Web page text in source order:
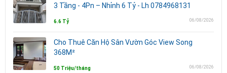
3 Tầng - 4Pn – Nhỉnh 6 Tỷ - Lh 0784968131
6.6 Tỷ 06/08/2026
Cho Thuê Căn Hộ Sân Vườn Góc View Song
368M²
50 Triệu/tháng 06/08/2026